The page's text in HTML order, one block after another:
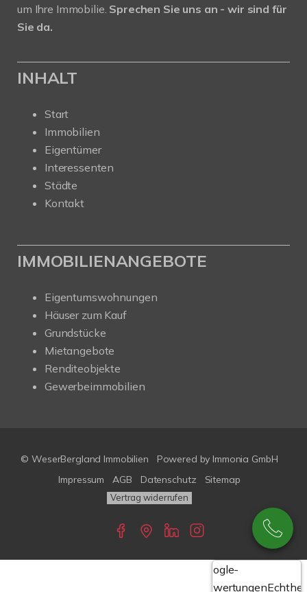
um Ihre Immobilie. Sprechen Sie uns an - wir sind für
Sie da.
INHALT
Start
Immobilien
Eigentümer
Interessenten
Städte
Kontakt
IMMOBILIENANGEBOTE
Eigentumswohnungen
Häuser zum Kauf
Grundstücke
Mietangebote
Renditeobjekte
Gewerbeimmobilien
© WeserBergland Immobilien Powered by Immonia GmbH
Impressum
AGB Datenschutz Sitemap
Vertrag widerrufen
Google-
Bewertungen